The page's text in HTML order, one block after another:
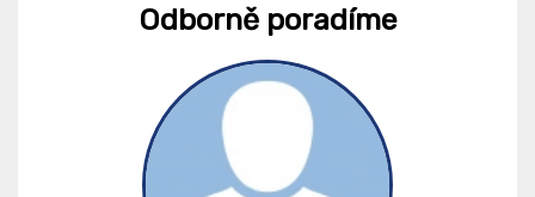
Odborně poradíme